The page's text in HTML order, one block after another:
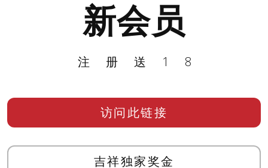
新会员
注册送18
访问此链接
吉祥独家奖金